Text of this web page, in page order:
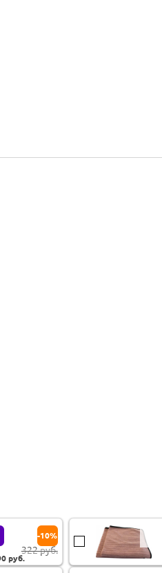
руб.
322 руб.
-10%